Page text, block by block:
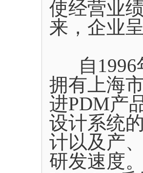
使经营业
来，企业
自1996
拥有上海
进PDM产
设计系统
计以及产
研发速度